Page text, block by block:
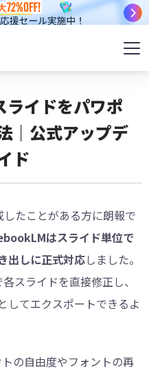
イドをパワポ
｜公式アップデ
ド
たことがある方に朗報で
はスライド単位で
出しに正式対応しました。
スライドを直接修正し、
てエクスポートできるよ
の自由度やフォントの再